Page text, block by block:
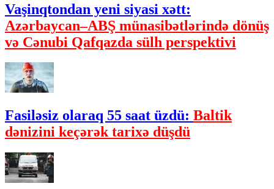
Vaşinqtondan yeni siyasi xətt:
Azərbaycan–ABŞ münasibətlərində dönüş
və Cənubi Qafqazda sülh perspektivi
Fasiləsiz olaraq 55 saat üzdü: Baltik
dənizini keçərək tarixə düşdü